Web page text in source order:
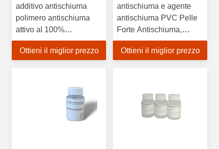
additivo antischiuma
polimero antischiuma
attivo al 100%
specialmente per sistemi
poliuretanici
Ottieni il miglior prezzo
antischiuma e agente
antischiuma PVC Pelle
Forte Antischiuma,
Rivestimento a Rullo
Migliora l'adesione della
Ottieni il miglior prezzo